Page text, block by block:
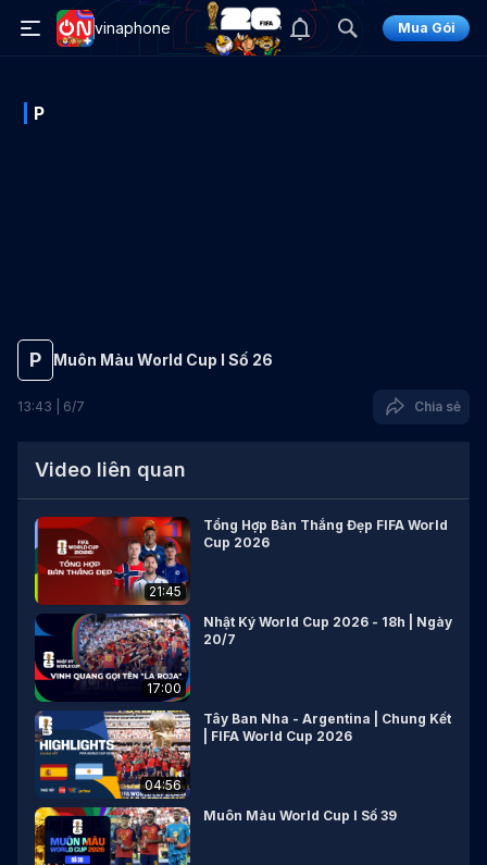
vinaphone Mua Gói
P
P Muôn Màu World Cup I Số 26
13:43 6/7 Chia sẻ
Video liên quan
21:45
Tổng Hợp Bàn Thắng Đẹp FIFA World
Cup 2026
17:00
Nhật Ký World Cup 2026 - 18h | Ngày
20/7
04:56
Tây Ban Nha - Argentina | Chung Kết
| FIFA World Cup 2026
Muôn Màu World Cup I Số 39